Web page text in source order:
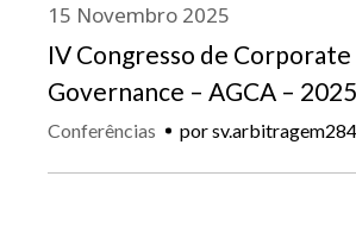
15 Novembro 2025
IV Congresso de Corporate
Governance – AGCA – 2025
Conferências porsv.arbitragem284